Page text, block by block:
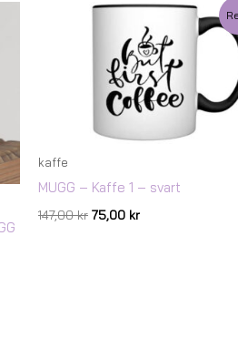
kaffe
MUGG – Kaffe 1 – svart
147,00kr
Det
ursprungliga
priset
147,00 kr.
75,00 kr
Det
nuvarande
priset
är:
75,00 kr.